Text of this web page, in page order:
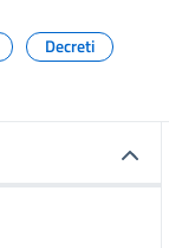
Decreti